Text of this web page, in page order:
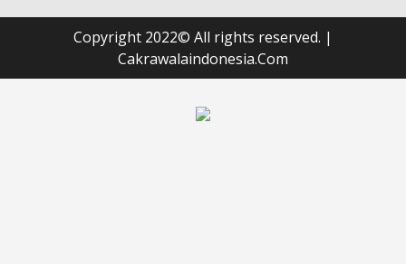
Copyright 2022© All rights reserved. |
Cakrawalaindonesia.Com